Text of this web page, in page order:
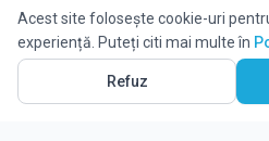
Acest site folosește cookie-uri
experiență. Puteți citi mai multe în
Refuz